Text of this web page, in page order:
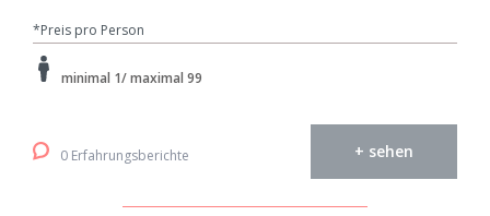
*Preis pro Person
minimal 1/ maximal 99
0 Erfahrungsberichte + sehen